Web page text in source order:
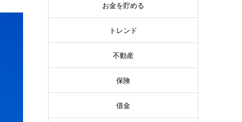
お金を貯める
トレンド
不動産
保険
借金